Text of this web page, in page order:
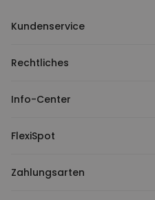
Kundenservice
Rechtliches
Info-Center
FlexiSpot
Zahlungsarten